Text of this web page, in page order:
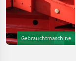
Gebrauchtmaschine